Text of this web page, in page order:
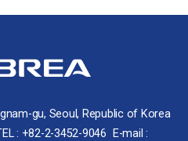
gu, Seoul, Republic of Korea
: +82-2-3452-9046 E-mail :